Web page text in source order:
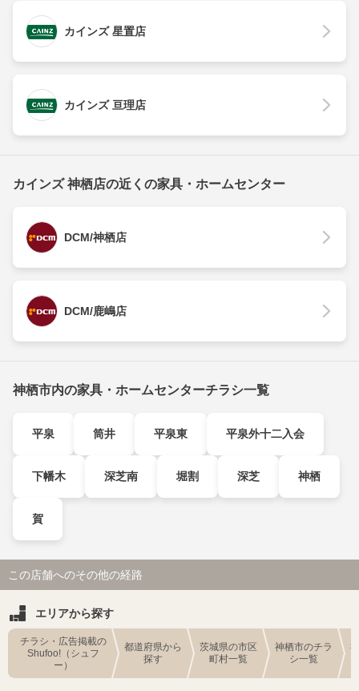
カインズ 星置店
カインズ 亘理店
カインズ 神栖店の近くの家具・ホームセンター
DCM/神栖店
DCM/鹿嶋店
神栖市内の家具・ホームセンターチラシ一覧
平泉 筒井 平泉東 平泉外十二入会
下幡木 深芝南 堀割 深芝 神栖
賀
この店舗へのその他の経路
エリアから探す
チラシ・広告掲載の
Shufoo!（シュフ
ー）
都道府県から
探す
茨城県の市区
町村一覧
神栖市のチラ
シ一覧